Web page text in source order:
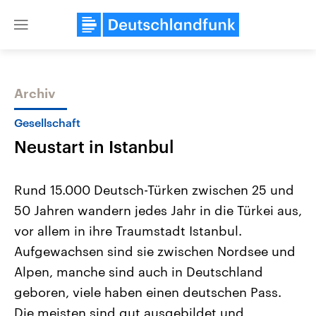
Close
Themen
Landtagswahl Sachsen-Anhalt
2026
Alle Informationen
Sachsen-Anhalt wählt am 6.
September 2026 einen neuen
Landtag. Seit 2021 wird das
Bundesland von einer Koalition aus
USA
Aktuelle Beiträge,
Hintergründe
Wirtschaftlich und
gehören die Vereinigten
mit großem Einfluss auf
Archiv
Gesellschaft
Neustart in Istanbul
Rund 15.000 Deutsch-Türken zwischen 25 und
50 Jahren wandern jedes Jahr in die Türkei aus,
vor allem in ihre Traumstadt Istanbul.
Aufgewachsen sind sie zwischen Nordsee und
Alpen, manche sind auch in Deutschland
geboren, viele haben einen deutschen Pass.
Die meisten sind gut ausgebildet und